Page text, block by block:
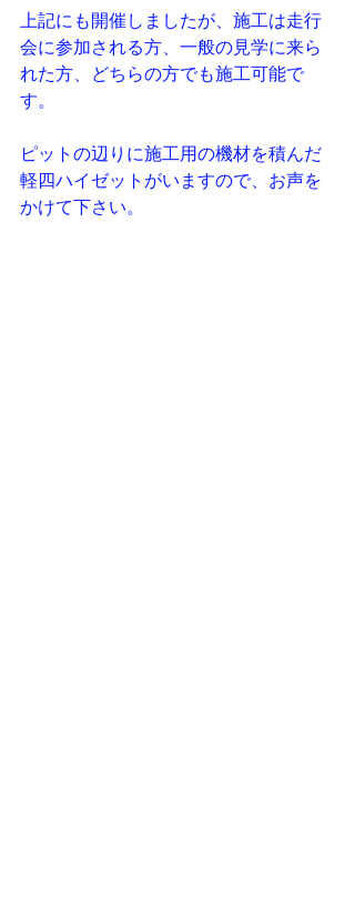
上記にも開催しましたが、施工は走行
会に参加される方、一般の見学に来ら
れた方、どちらの方でも施工可能で
す。
ピットの辺りに施工用の機材を積んだ
軽四ハイゼットがいますので、お声を
かけて下さい。